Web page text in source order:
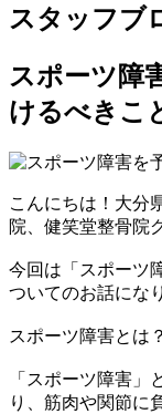
スタッフブ
スポーツ障
けるべきこ
こんにちは！大分
院、健笑堂整骨院
今回は「スポーツ
ついてのお話にな
スポーツ障害とは？
「スポーツ障害」
り、筋肉や関節に